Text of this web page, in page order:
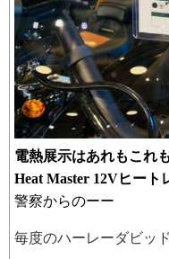
電熱展示はあれもこれ
Heat Master 12Vヒー
警察からのーー
毎度のハーレーダビッ